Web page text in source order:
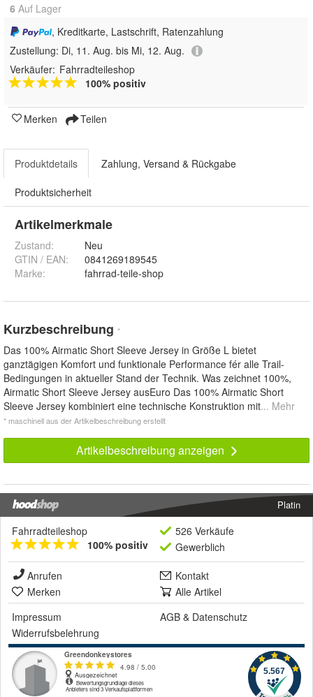
6 Auf Lager
, Kreditkarte, Lastschrift, Ratenzahlung
Zustellung: Di, 11. Aug. bis Mi, 12. Aug.
Verkäufer: Fahrradteileshop
100% positiv
Merken Teilen
Produktdetails Zahlung, Versand & Rückgabe
Produktsicherheit
Artikelmerkmale
Zustand:
Neu
GTIN / EAN:
0841269189545
Marke:
fahrrad-teile-shop
Kurzbeschreibung *
Das 100% Airmatic Short Sleeve Jersey in Größe L bietet
ganztägigen Komfort und funktionale Performance fér alle Trail-
Bedingungen in aktueller Stand der Technik. Was zeichnet 100%,
Airmatic Short Sleeve Jersey ausEuro Das 100% Airmatic Short
Sleeve Jersey kombiniert eine technische Konstruktion mit... Mehr
* maschinell aus der Artikelbeschreibung erstellt
Artikelbeschreibung anzeigen
Platin
Fahrradteileshop
100% positiv
526 Verkäufe
Gewerblich
Anrufen
Kontakt
Merken
Alle Artikel
Impressum
AGB & Datenschutz
Widerrufsbelehrung